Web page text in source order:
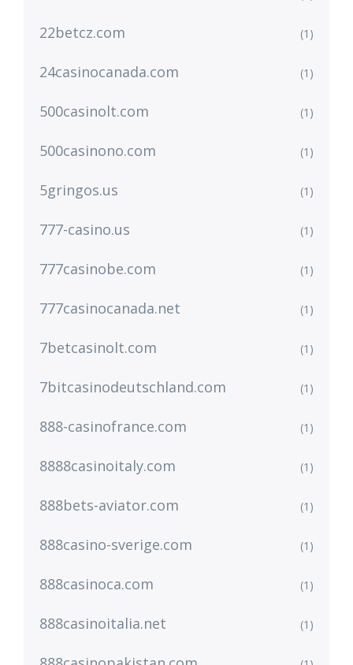
22betcz.com (1)
24casinocanada.com (1)
500casinolt.com (1)
500casinono.com (1)
5gringos.us (1)
777-casino.us (1)
777casinobe.com (1)
777casinocanada.net (1)
7betcasinolt.com (1)
7bitcasinodeutschland.com (1)
888-casinofrance.com (1)
8888casinoitaly.com (1)
888bets-aviator.com (1)
888casino-sverige.com (1)
888casinoca.com (1)
888casinoitalia.net (1)